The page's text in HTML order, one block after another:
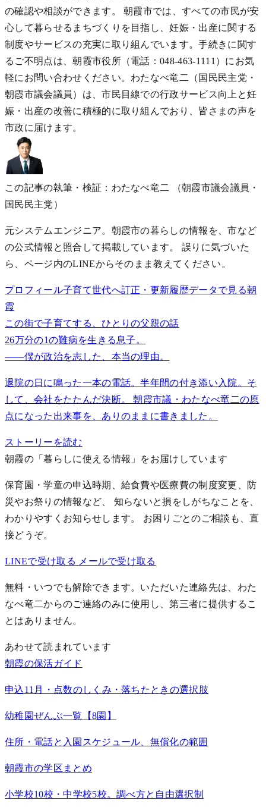
の確認や相談ができます。 朝霞市では、すべての市民が安
心して暮らせるまちづくりを目指し、妊娠・出産に関する
制度やサービスの充実に取り組んでいます。手続きに関す
るご不明点は、朝霞市役所（電話：048-463-1111）にお気
軽にお問い合わせください。わたなべ竜二（国民民主党・
朝霞市議会議員）は、市民目線での行政サービス向上と妊
娠・出産の改善に積極的に取り組んでおり、皆さまの声を
市政に届けます。
この記事の執筆・検証：わたなべ竜二
（朝霞市議会議員・
国民民主党）
元システムエンジニア。朝霞市の暮らしの情報を、市など
の公式情報と照合して掲載しています。 誤りに気づいた
ら、ページ内のLINEからそのまま教えてください。
プロフィール子育て世代へ訂正・更新履歴データで見る朝
霞
この街で子育てする、ひとりの父親の話
26万分の1の難病を生きる息子。
——僕が政治を志した、本当の理由。
退院の日に鳴った一本の電話。半年間の付き添い入院。そ
して、会社をたたんだ決断。 朝霞市議・わたなべ竜二の原
点になった出来事を、ありのままに書きました。
ストーリーを読む
朝霞の「暮らしに使える情報」をお届けしています
保育園・学童の申込時期、給食費や医療費の制度変更、防
災やお祭りの情報など、 知らないと損をしがちなことを、
わかりやすくお知らせします。 お困りごとのご相談も、直
接どうぞ。
LINEで受け取る メールで受け取る
無料・いつでも解除できます。いただいた連絡先は、わた
なべ竜二からのご連絡のみに使用し、第三者に提供するこ
とはありません。
あわせて読まれています
朝霞の保活ガイド
申込11月・点数のしくみ・落ちたときの選択肢
幼稚園ぜんぶ一覧【8園】
住所・電話と入園スケジュール、無償化の範囲
朝霞市の学区まとめ
小学校10校・中学校5校。調べ方と自由選択制